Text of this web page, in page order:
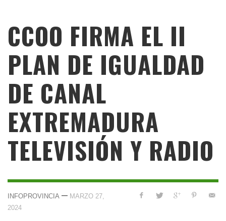
CCOO FIRMA EL II
PLAN DE IGUALDAD
DE CANAL
EXTREMADURA
TELEVISIÓN Y RADIO
INFOPROVINCIA — MARZO 27,
2024